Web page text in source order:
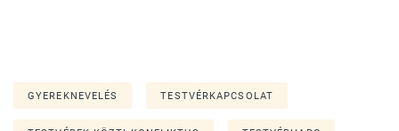
GYEREKNEVELÉS TESTVÉRKAPCSOLAT